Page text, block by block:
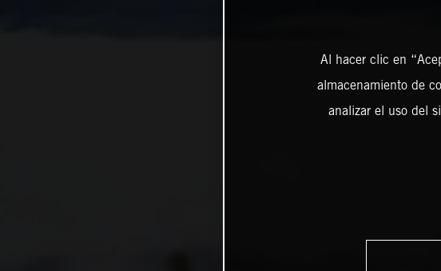
Al hacer clic en
almacenamiento de
analizar el uso del